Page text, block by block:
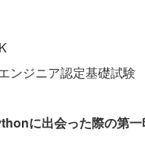
ンジニア認定基礎試験
に出会った際の第一